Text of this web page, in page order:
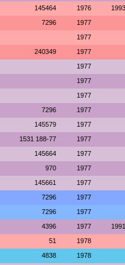
145464 1976 1993
7296 1977
1977
240349 1977
1977
1977
1977
7296 1977
145579 1977
1531 188-77 1977
145664 1977
970 1977
145661 1977
7296 1977
7296 1977
4396 1977 1991
51 1978
4838 1978